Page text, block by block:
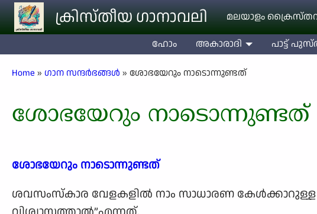
Skip to main contentക്രിസ്തീയ ഗാനാവലി മലയാളം
ഹോം അകാരാദി പാട്ട്
Breadcrumb
Home ഗാന സന്ദര്‍ഭങ്ങള്‍ ശോഭയേറും നാടൊന്നുണ്ടത്
ശോഭയേറും നാടൊന്നുണ്ടത്
ശോഭയേറും നാടൊന്നുണ്ടത്
ശവസംസ്കാര വേളകളില്‍ നാം സാധാരണ